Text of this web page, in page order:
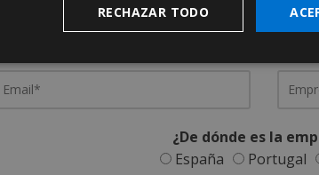
¿De dónde es la
España
Portugal
RECHAZAR TODO